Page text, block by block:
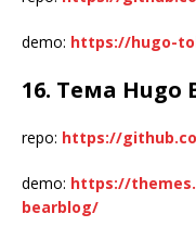
demo: https://hugo-
16. Тема Hugo
repo: https://
demo: https://
bearblog/